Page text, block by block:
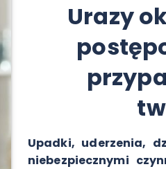
Urazy
Upadki, uderzenia,
niebezpiecznymi